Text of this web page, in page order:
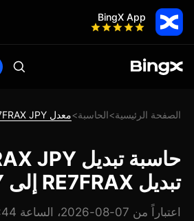
BingX App
الصفحة الرئيسية>الحاسبة>معدل RE7FRAX JPY
تبديل RE7FRAX إلى JPY